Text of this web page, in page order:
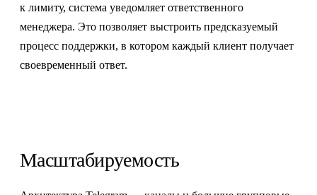
к лимиту, система уведомляет ответственного
менеджера. Это позволяет выстроить предсказуемый
процесс поддержки, в котором каждый клиент получает
своевременный ответ.
Масштабируемость